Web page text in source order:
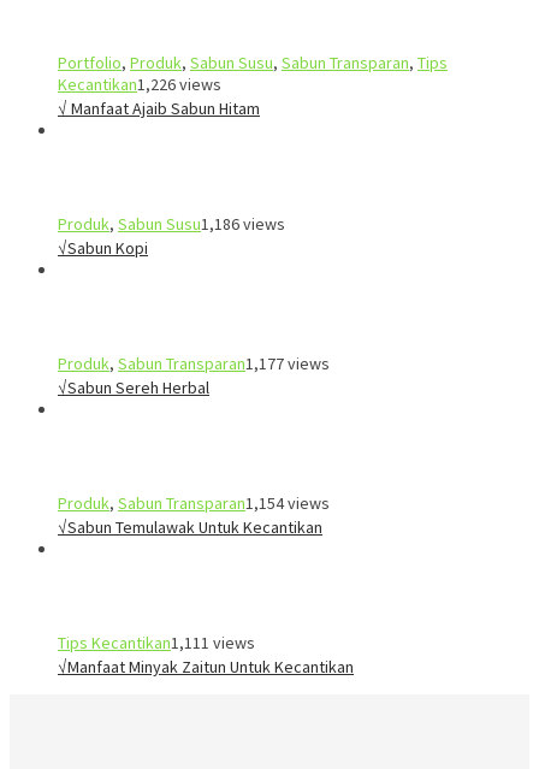
Portfolio, Produk, Sabun Susu, Sabun Transparan, Tips
Kecantikan1,226 views
√ Manfaat Ajaib Sabun Hitam
Produk, Sabun Susu1,186 views
√Sabun Kopi
Produk, Sabun Transparan1,177 views
√Sabun Sereh Herbal
Produk, Sabun Transparan1,154 views
√Sabun Temulawak Untuk Kecantikan
Tips Kecantikan1,111 views
√Manfaat Minyak Zaitun Untuk Kecantikan